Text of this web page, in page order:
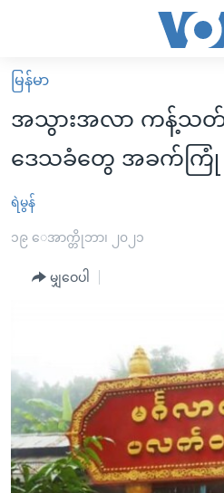
လွယ်ကူ
စေ
များ
ပင်မ
ပင်မ
အ
ညွန်း
စာမျက်နှာ
သို့
မူလစာမျက်နှာ
မြန်မာ
ကမ္ဘာ့သတင်းများ
နိုင်ငံတကာ
အစ္စရေး-ပါလက်စတိုင်း
ဗွီဒီယို
အင်္ဂလိပ်စာလေ့လာမယ်
မကြေးမုံရဲ့ အင်္ဂလိပ်စာ
ရုပ်ရှင်ထဲက အင်္ဂလိပ်စာ
သုတပဒေသာ အင်္ဂလိပ်စာ
တီဗွီ
ရေဒီယိုနှင့်ရုပ်သံ အချက်အလက်မျ
ရေဒီယို/တီဗွီအစီအစဉ်
Learning English
ဗွီအိုအေ လူမှုကွန်ယက်များ
မြန်မာ
အသွားအလာ ကန့်သတ်
ဒေသခံတွေ အခက်ကြုံ
ရဲမွန်
၁၉ ေအာက္တိုဘာ၊ ၂၀၂၁
မျှဝေပါ